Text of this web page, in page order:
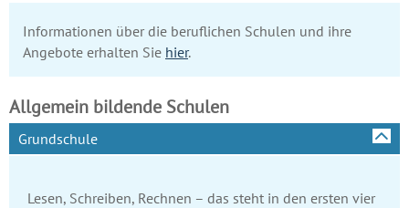
Informationen über die beruflichen Schulen und ihre
Angebote erhalten Sie hier.
Allgemein bildende Schulen
Grundschule
Lesen, Schreiben, Rechnen – das steht in den ersten vier